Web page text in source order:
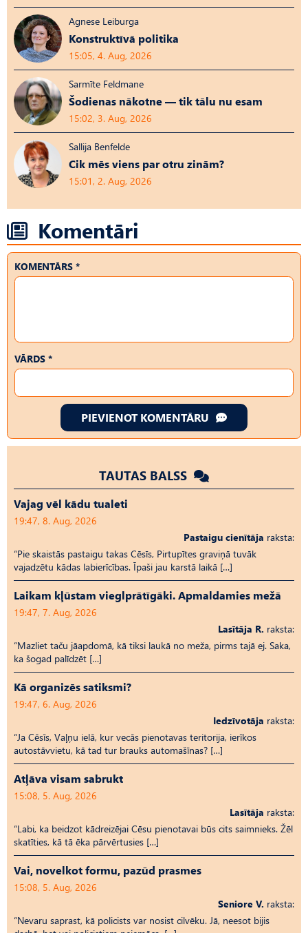
Agnese Leiburga
Konstruktīvā politika
15:05, 4. Aug, 2026
Sarmīte Feldmane
Šodienas nākotne — tik tālu nu esam
15:02, 3. Aug, 2026
Sallija Benfelde
Cik mēs viens par otru zinām?
15:01, 2. Aug, 2026
Komentāri
KOMENTĀRS *
VĀRDS *
PIEVIENOT KOMENTĀRU
TAUTAS BALSS
Vajag vēl kādu tualeti
19:47, 8. Aug, 2026
Pastaigu cienītāja raksta:
“Pie skaistās pastaigu takas Cēsīs, Pirtupītes graviņā tuvāk
vajadzētu kādas labierīcības. Īpaši jau karstā laikā […]
Laikam kļūstam vieglprātīgāki. Apmaldamies mežā
19:47, 7. Aug, 2026
Lasītāja R. raksta:
“Mazliet taču jāapdomā, kā tiksi laukā no meža, pirms tajā ej. Saka,
ka šogad palīdzēt […]
Kā organizēs satiksmi?
19:47, 6. Aug, 2026
Iedzīvotāja raksta:
“Ja Cēsīs, Vaļņu ielā, kur vecās pienotavas teritorija, ierīkos
autostāvvietu, kā tad tur brauks automašīnas? […]
Atļāva visam sabrukt
15:08, 5. Aug, 2026
Lasītāja raksta:
“Labi, ka beidzot kādreizējai Cēsu pienotavai būs cits saimnieks. Žēl
skatīties, kā tā ēka pārvērtusies […]
Vai, novelkot formu, pazūd prasmes
15:08, 5. Aug, 2026
Seniore V. raksta:
“Nevaru saprast, kā policists var nosist cilvēku. Jā, neesot bijis